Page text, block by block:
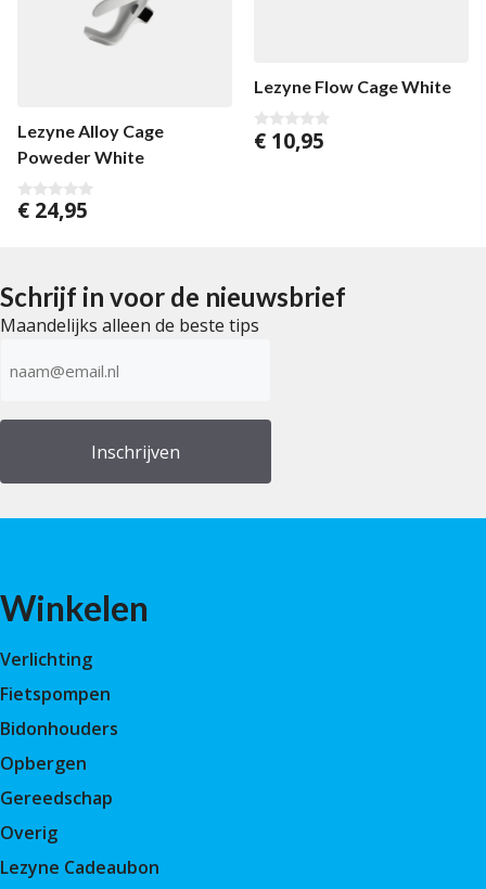
Lezyne Alloy Cage
Poweder White
0
€ 24,95
Lezyne Flow Cage White
0
€ 10,95
Schrijf in voor de nieuwsbrief
Maandelijks alleen de beste tips
mailadres
Winkelen
Verlichting
Fietspompen
Bidonhouders
Opbergen
Gereedschap
Overig
Lezyne Cadeaubon